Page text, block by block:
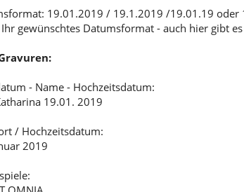
19.01.2019 / 19.1.2019 /19.01.19 oder
gewünschtes Datumsformat - auch hier gibt
- Name - Hochzeitsdatum:
19.01. 2019
/ Hochzeitsdatum:
2019